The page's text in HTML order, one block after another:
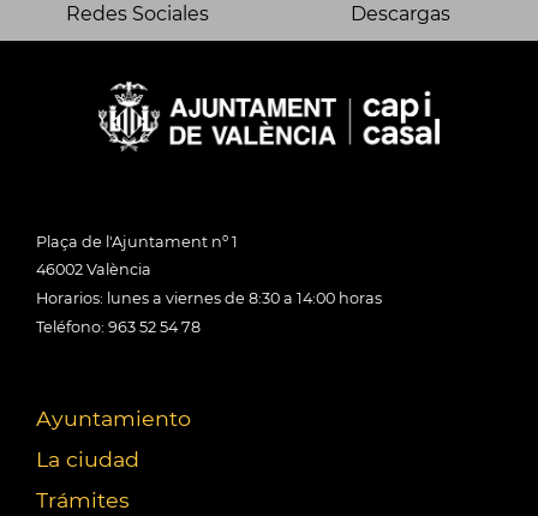
Redes Sociales Descargas
Plaça de l'Ajuntament nº 1
46002 València
Horarios: lunes a viernes de 8:30 a 14:00 horas
Teléfono: 963 52 54 78
Ayuntamiento
La ciudad
Trámites